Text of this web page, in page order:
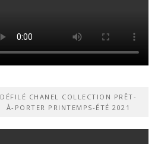
DÉFILÉ CHANEL COLLECTION PRÊT-
À-PORTER PRINTEMPS-ÉTÉ 2021